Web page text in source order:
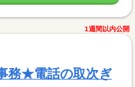
1週間以内公開
務★電話の取次ぎ